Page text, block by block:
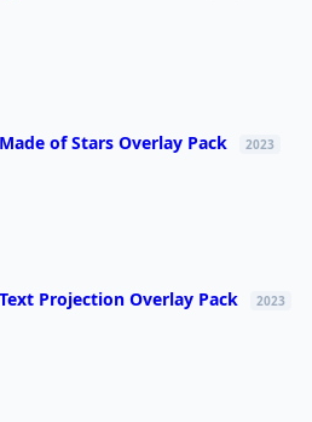
of Stars Overlay Pack 2023
Projection Overlay Pack 2023